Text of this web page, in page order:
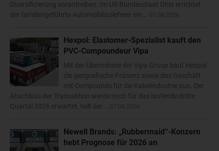
Diversifizierung vorantreiben. Im US-Bundesstaat Ohio errichtet
der familiengeführte Automobilzulieferer ein...
Hexpol: Elastomer-Spezialist kauft den
PVC-Compoundeur Vipa
Mit der Übernahme der Vipa Group baut Hexpol
die geografische Präsenz sowie das Geschäft
mit Compounds für die Kabelindustrie aus. Der
Abschluss der Transaktion werde noch für das laufende dritte
Quartal 2026 erwartet, teilt der...
Newell Brands: „Rubbermaid“-Konzern
hebt Prognose für 2026 an